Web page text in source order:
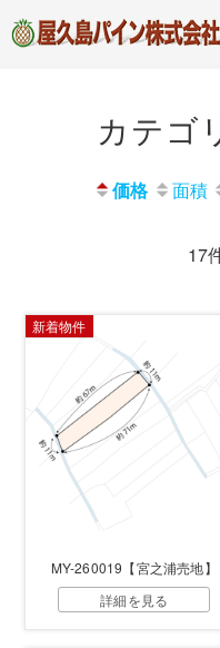
屋久島パイン
株式会社
のポータルサイト
カテゴ
価格 面積
17
MY-260019【宮之浦売地】
新着物件
詳細を見る